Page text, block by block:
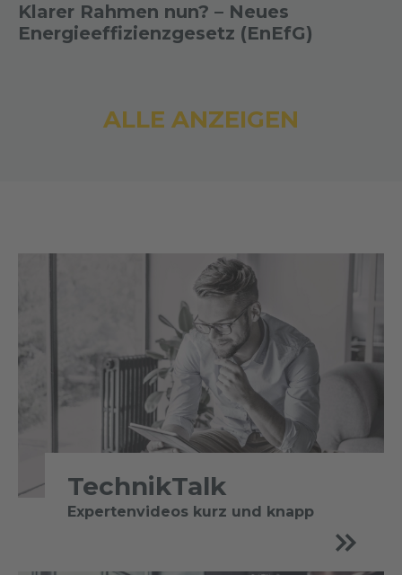
Klarer Rahmen nun? – Neues
Energieeffizienzgesetz (EnEfG)
ALLE ANZEIGEN
TechnikTalk
Expertenvideos kurz und knapp